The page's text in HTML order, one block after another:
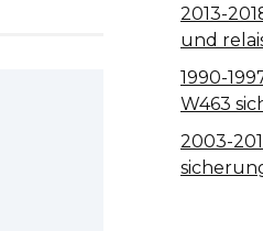
2013-
und
1990-
W463
2003-